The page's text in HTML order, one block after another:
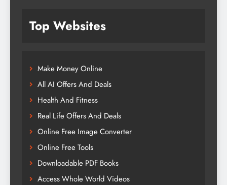
Top Websites
Make Money Online
All AI Offers And Deals
Health And Fitness
Real Life Offers And Deals
Online Free Image Converter
Online Free Tools
Downloadable PDF Books
Access Whole World Videos